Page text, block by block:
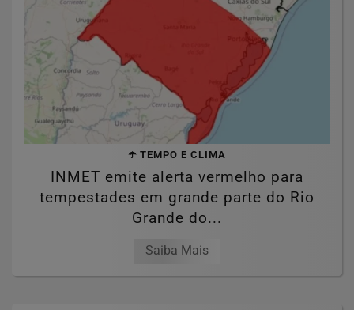
☂️ TEMPO E CLIMA
INMET emite alerta vermelho para
tempestades em grande parte do Rio
Grande do...
Saiba Mais